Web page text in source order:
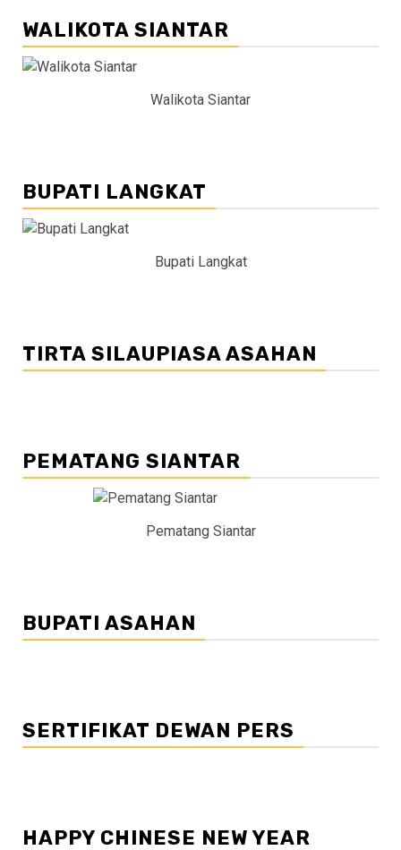
WALIKOTA SIANTAR
Walikota Siantar
BUPATI LANGKAT
Bupati Langkat
TIRTA SILAUPIASA ASAHAN
PEMATANG SIANTAR
Pematang Siantar
BUPATI ASAHAN
SERTIFIKAT DEWAN PERS
HAPPY CHINESE NEW YEAR